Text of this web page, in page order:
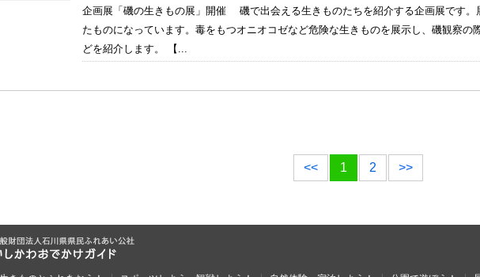
企画展「磯の生きもの展」開催 磯で出会える生きものたちを紹介する企画展です。
たものになっています。毒をもつオニオコゼなど危険な生きものを展示し、磯観察
どを紹介します。 【...
<< 1 2 >>